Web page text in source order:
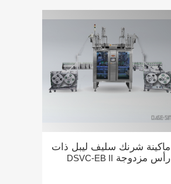
ماكينة شرنك سليف ليبل ذات
رأس مزدوجة DSVC-EB II